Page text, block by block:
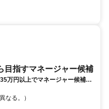
目指すマネージャー候補
万円以上でマネージャー候補
異なる。）